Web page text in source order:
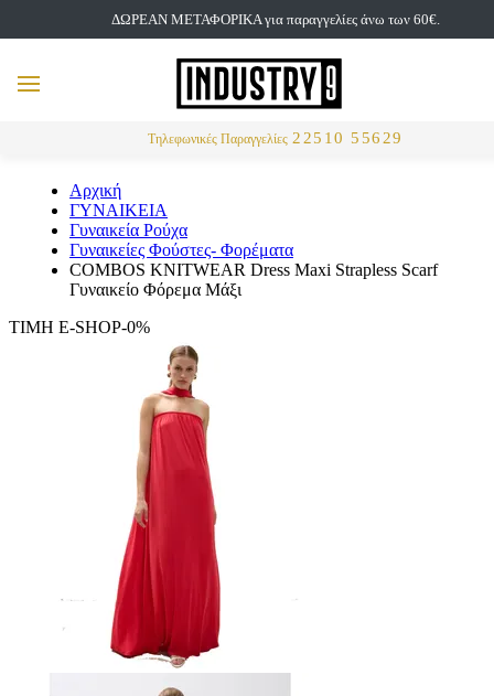
ΔΩΡΕΑΝ ΜΕΤΑΦΟΡΙΚΑ για παραγγελίες άνω των 60€.
Τηλεφωνικές Παραγγελίες 22510 55629
MENU
Αρχική
ΓΥΝΑΙΚΕΙΑ
Γυναικεία Ρούχα
Γυναικείες Φούστες- Φορέματα
COMBOS KNITWEAR Dress Maxi Strapless Scarf
Γυναικείο Φόρεμα Μάξι
ΤΙΜΗ E-SHOP-0%